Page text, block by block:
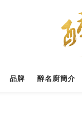
品牌 醉名廚簡介